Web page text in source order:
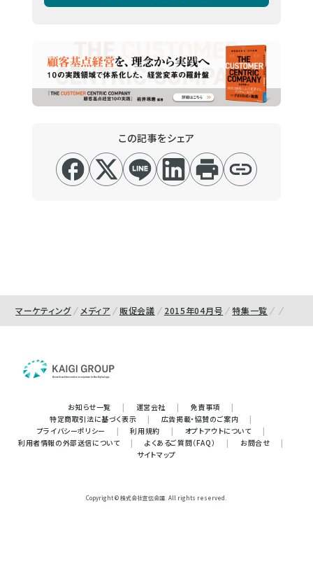
この記事をシェア
マーケティング メディア 販促会議 2015年04月号 特集一覧
お知らせ一覧 | 運営会社 | 免責事項
|
特定商取引法に基づく表示
| 広告掲載・協賛のご案内
|
プライバシーポリシー
| 利用規約 | オプトアウトについて
|
利用者情報の外部送信について
| よくあるご質問（FAQ） | お問合せ
|
サイトマップ
Copyright © 株式会社宣伝会議. All rights reserved.